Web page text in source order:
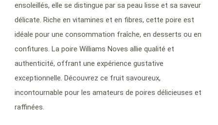
ensoleillés, elle se distingue par sa peau lisse et sa saveur
délicate. Riche en vitamines et en fibres, cette poire est
idéale pour une consommation fraîche, en desserts ou en
confitures. La poire Williams Noves allie qualité et
authenticité, offrant une expérience gustative
exceptionnelle. Découvrez ce fruit savoureux,
incontournable pour les amateurs de poires délicieuses et
raffinées.